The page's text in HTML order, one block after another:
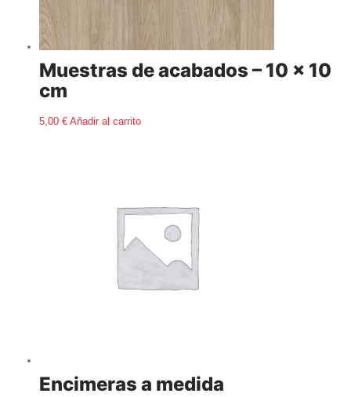
Muestras de acabados – 10 × 10
cm
5,00 € Añadir al carrito
Encimeras a medida